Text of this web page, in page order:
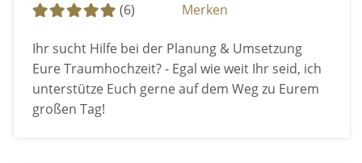
(6)
Merken
Ihr sucht Hilfe bei der Planung & Umsetzung
Eure Traumhochzeit? - Egal wie weit Ihr seid, ich
unterstütze Euch gerne auf dem Weg zu Eurem
großen Tag!